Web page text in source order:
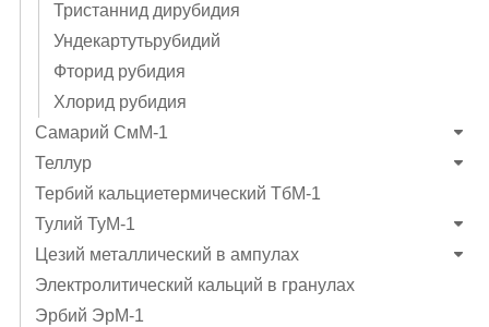
Тристаннид дирубидия
Ундекартутьрубидий
Фторид рубидия
Хлорид рубидия
Самарий СмМ-1
Теллур
Тербий кальциетермический ТбМ-1
Тулий ТуМ-1
Цезий металлический в ампулах
Электролитический кальций в гранулах
Эрбий ЭрМ-1